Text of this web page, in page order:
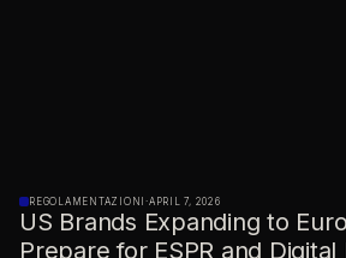
REGOLAMENTAZIONI ·APRIL 7, 2026
US Brands Expanding to
Prepare for ESPR and